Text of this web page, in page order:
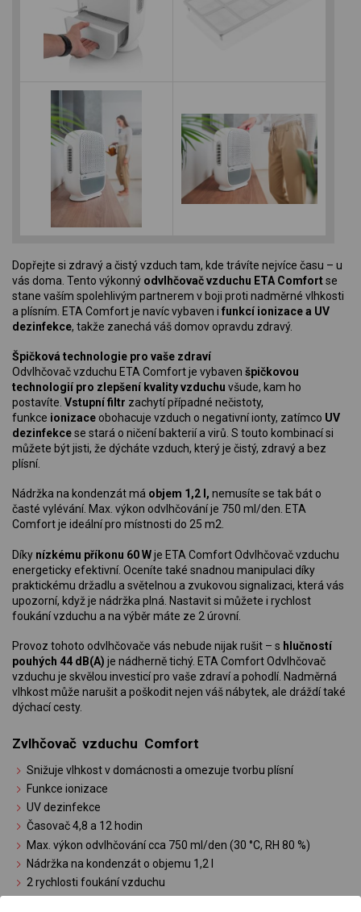
Dopřejte si zdravý a čistý vzduch tam, kde trávíte nejvíce času – u
vás doma. Tento výkonný odvlhčovač vzduchu ETA Comfortse
stane vaším spolehlivým partnerem v boji proti nadměrné vlhkosti
a plísním. ETA Comfort je navíc vybaven i funkcí ionizace a UV
dezinfekce, takže zanechá váš domov opravdu zdravý.
Špičková technologie pro vaše zdraví
Odvlhčovač vzduchu ETA Comfort je vybaven špičkovou
technologií pro zlepšení kvality vzduchu všude, kam ho
postavíte. Vstupní filtr zachytí případné nečistoty,
funkce ionizaceobohacuje vzduch o negativní ionty, zatímco UV
dezinfekcese stará o ničení bakterií a virů. S touto kombinací si
můžete být jisti, že dýcháte vzduch, který je čistý, zdravý a bez
plísní.
Nádržka na kondenzát má objem 1,2 l, nemusíte se tak bát o
časté vylévání. Max. výkon odvlhčování je 750 ml/den. ETA
Comfort je ideální pro místnosti do 25 m2.
Díky nízkému příkonu 60 Wje ETA Comfort Odvlhčovač vzduchu
energeticky efektivní. Oceníte také snadnou manipulaci díky
praktickému držadlu a světelnou a zvukovou signalizaci, která vás
upozorní, když je nádržka plná. Nastavit si můžete i rychlost
foukání vzduchu a na výběr máte ze 2 úrovní.
Provoz tohoto odvlhčovače vás nebude nijak rušit – s hlučností
pouhých 44 dB(A) je nádherně tichý. ETA Comfort Odvlhčovač
vzduchu je skvělou investicí pro vaše zdraví a pohodlí. Nadměrná
vlhkost může narušit a poškodit nejen váš nábytek, ale dráždí také
dýchací cesty.
Zvlhčovač vzduchu Comfort
Snižuje vlhkost v domácnosti a omezuje tvorbu plísní
Funkce ionizace
UV dezinfekce
Časovač 4,8 a 12 hodin
Max. výkon odvlhčování cca 750 ml/den (30 °C, RH 80 %)
Nádržka na kondenzát o objemu 1,2 l
2 rychlosti foukání vzduchu